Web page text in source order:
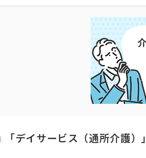
「デイサービス（通所介護